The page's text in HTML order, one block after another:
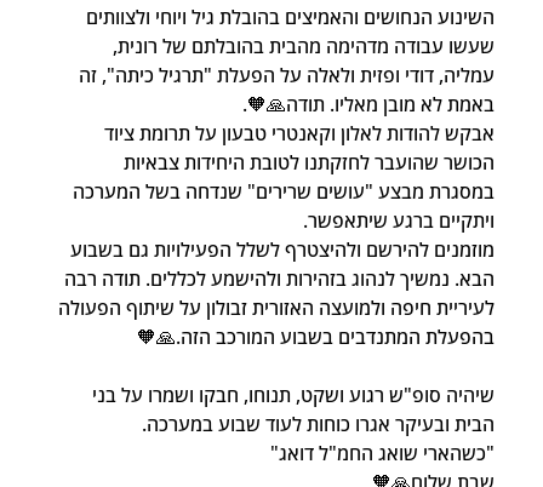
השינוע הנחושים והאמיצים בהובלת גיל ויוחי ולצוותים
שעשו עבודה מדהימה מהבית בהובלתם של רונית,
עמליה, דודי ופזית ולאלה על הפעלת "תרגיל כיתה", זה
באמת לא מובן מאליו. תודה🙏🧡.
אבקש להודות לאלון וקאנטרי טבעון על תרומת ציוד
הכושר שהועבר לחזקתנו לטובת היחידות צבאיות
במסגרת מבצע "עושים שרירים" שנדחה בשל המערכה
ויתקיים ברגע שיתאפשר.
מוזמנים להירשם ולהיצטרף לשלל הפעילויות גם בשבוע
הבא. נמשיך לנהוג בזהירות ולהישמע לכללים. תודה רבה
לעיריית חיפה ולמועצה האזורית זבולון על שיתוף הפעולה
בהפעלת המתנדבים בשבוע המורכב הזה.🙏🧡
שיהיה סופ"ש רגוע ושקט, תנוחו, חבקו ושמרו על בני
הבית ובעיקר אגרו כוחות לעוד שבוע במערכה.
"כשהארי שואג החמ"ל דואג"